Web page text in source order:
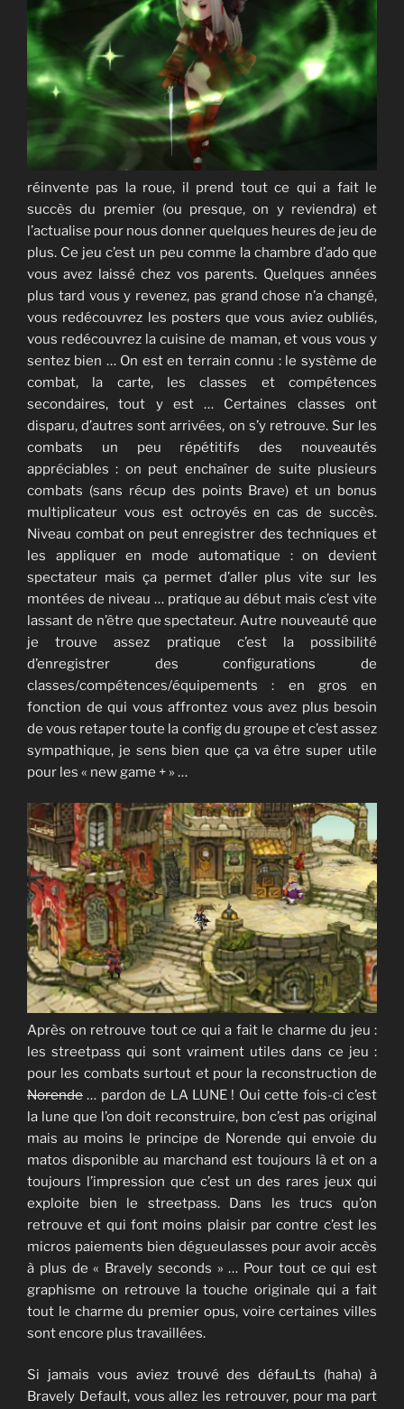
réinvente pas la roue, il prend tout ce qui a fait le
succès du premier (ou presque, on y reviendra) et
l’actualise pour nous donner quelques heures de jeu de
plus. Ce jeu c’est un peu comme la chambre d’ado que
vous avez laissé chez vos parents. Quelques années
plus tard vous y revenez, pas grand chose n’a changé,
vous redécouvrez les posters que vous aviez oubliés,
vous redécouvrez la cuisine de maman, et vous vous y
sentez bien … On est en terrain connu : le système de
combat, la carte, les classes et compétences
secondaires, tout y est … Certaines classes ont
disparu, d’autres sont arrivées, on s’y retrouve. Sur les
combats un peu répétitifs des nouveautés
appréciables : on peut enchaîner de suite plusieurs
combats (sans récup des points Brave) et un bonus
multiplicateur vous est octroyés en cas de succès.
Niveau combat on peut enregistrer des techniques et
les appliquer en mode automatique : on devient
spectateur mais ça permet d’aller plus vite sur les
montées de niveau … pratique au début mais c’est vite
lassant de n’être que spectateur. Autre nouveauté que
je trouve assez pratique c’est la possibilité
d’enregistrer des configurations de
classes/compétences/équipements : en gros en
fonction de qui vous affrontez vous avez plus besoin
de vous retaper toute la config du groupe et c’est assez
sympathique, je sens bien que ça va être super utile
pour les « new game + » …
Après on retrouve tout ce qui a fait le charme du jeu :
les streetpass qui sont vraiment utiles dans ce jeu :
pour les combats surtout et pour la reconstruction de
Norende … pardon de LA LUNE ! Oui cette fois-ci c’est
la lune que l’on doit reconstruire, bon c’est pas original
mais au moins le principe de Norende qui envoie du
matos disponible au marchand est toujours là et on a
toujours l’impression que c’est un des rares jeux qui
exploite bien le streetpass. Dans les trucs qu’on
retrouve et qui font moins plaisir par contre c’est les
micros paiements bien dégueulasses pour avoir accès
à plus de « Bravely seconds » … Pour tout ce qui est
graphisme on retrouve la touche originale qui a fait
tout le charme du premier opus, voire certaines villes
sont encore plus travaillées.
Si jamais vous aviez trouvé des défauLts (haha) à
Bravely Default, vous allez les retrouver, pour ma part